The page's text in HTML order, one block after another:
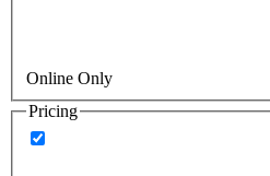
Online Only
Pricing